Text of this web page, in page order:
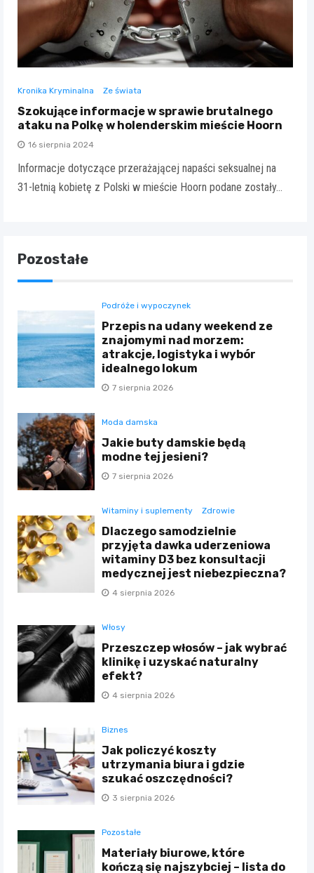
Kronika Kryminalna Ze świata
Szokujące informacje w sprawie brutalnego
ataku na Polkę w holenderskim mieście Hoorn
16 sierpnia 2024
Informacje dotyczące przerażającej napaści seksualnej na
31-letnią kobietę z Polski w mieście Hoorn podane zostały…
Pozostałe
Podróże i wypoczynek
Przepis na udany weekend ze
znajomymi nad morzem:
atrakcje, logistyka i wybór
idealnego lokum
7 sierpnia 2026
Moda damska
Jakie buty damskie będą
modne tej jesieni?
7 sierpnia 2026
Witaminy i suplementy Zdrowie
Dlaczego samodzielnie
przyjęta dawka uderzeniowa
witaminy D3 bez konsultacji
medycznej jest niebezpieczna?
4 sierpnia 2026
Włosy
Przeszczep włosów – jak wybrać
klinikę i uzyskać naturalny
efekt?
4 sierpnia 2026
Biznes
Jak policzyć koszty
utrzymania biura i gdzie
szukać oszczędności?
3 sierpnia 2026
Pozostałe
Materiały biurowe, które
kończą się najszybciej – lista do